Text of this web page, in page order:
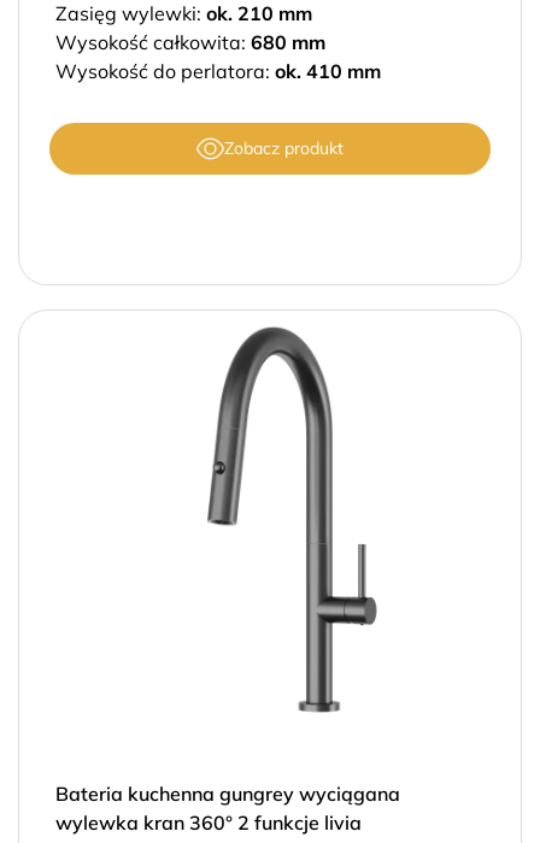
Zasięg wylewki: ok. 210 mm
Wysokość całkowita: 680 mm
Wysokość do perlatora: ok. 410 mm
Zobacz produkt
Bateria kuchenna gungrey wyciągana
wylewka kran 360° 2 funkcje livia